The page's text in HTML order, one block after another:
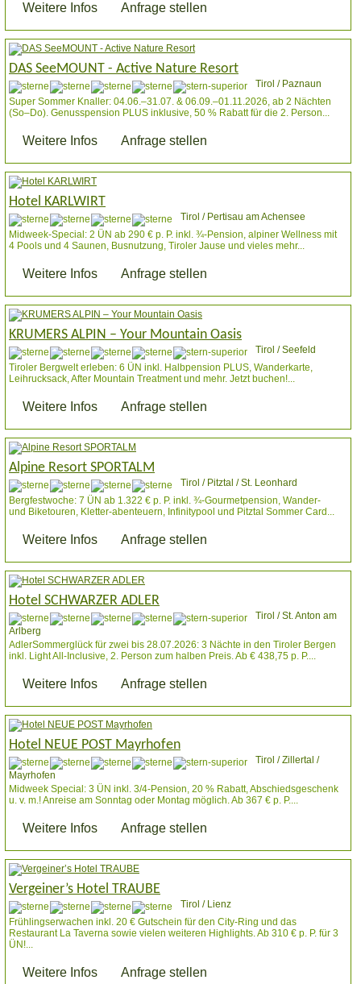
Weitere Infos Anfrage stellen
DAS SeeMOUNT - Active Nature Resort
Tirol / Paznaun
Super Sommer Knaller: 04.06.–31.07. & 06.09.–01.11.2026, ab 2 Nächten
(So–Do). Genusspension PLUS inklusive, 50 % Rabatt für die 2. Person...
Weitere Infos Anfrage stellen
Hotel KARLWIRT
Tirol / Pertisau am Achensee
Midweek-Special: 2 ÜN ab 290 € p. P. inkl. ¾-Pension, alpiner Wellness mit
4 Pools und 4 Saunen, Busnutzung, Tiroler Jause und vieles mehr...
Weitere Infos Anfrage stellen
KRUMERS ALPIN – Your Mountain Oasis
Tirol / Seefeld
Tiroler Bergwelt erleben: 6 ÜN inkl. Halbpension PLUS, Wanderkarte,
Leihrucksack, After Mountain Treatment und mehr. Jetzt buchen!...
Weitere Infos Anfrage stellen
Alpine Resort SPORTALM
Tirol / Pitztal / St. Leonhard
Bergfestwoche: 7 ÜN ab 1.322 € p. P. inkl. ¾-Gourmetpension, Wander-
und Biketouren, Kletter-abenteuern, Infinitypool und Pitztal Sommer Card...
Weitere Infos Anfrage stellen
Hotel SCHWARZER ADLER
Tirol / St. Anton am
Arlberg
AdlerSommerglück für zwei bis 28.07.2026: 3 Nächte in den Tiroler Bergen
inkl. Light All-Inclusive, 2. Person zum halben Preis. Ab € 438,75 p. P....
Weitere Infos Anfrage stellen
Hotel NEUE POST Mayrhofen
Tirol / Zillertal /
Mayrhofen
Midweek Special: 3 ÜN inkl. 3/4-Pension, 20 % Rabatt, Abschiedsgeschenk
u. v. m.! Anreise am Sonntag oder Montag möglich. Ab 367 € p. P....
Weitere Infos Anfrage stellen
Vergeiner’s Hotel TRAUBE
Tirol / Lienz
Frühlingserwachen inkl. 20 € Gutschein für den City-Ring und das
Restaurant La Taverna sowie vielen weiteren Highlights. Ab 310 € p. P. für 3
ÜN!...
Weitere Infos Anfrage stellen